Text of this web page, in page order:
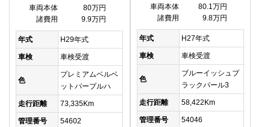
車両本体
80万円
諸費用
9.9万円
年式 H29年式
車検 車検受渡
色
プレミアムベルベ
ットパープルハ
走行距離 73,335Km
管理番号 54602
車両本体
80.1万円
諸費用
9.8万円
年式 H27年式
車検 車検受渡
色
ブルーイッシュブ
ラックパール3
走行距離 58,422Km
管理番号 54046